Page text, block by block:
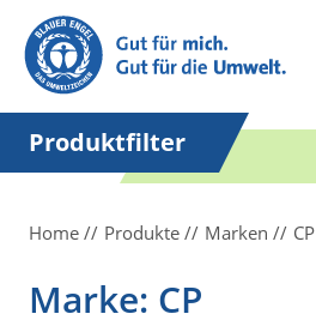
Suchbegriff in
Anführungszeichen
setzen.
Produktfilter
Home Produkte Marken CP
Marke: CP